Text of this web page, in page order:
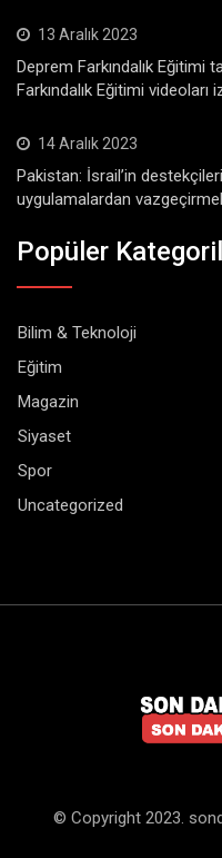
13 Aralık 2023
Deprem Farkındalık
Farkındalık Eğitimi
14 Aralık 2023
Pakistan: İsrail’in destekçileri
uygulamalardan
Popüler
Bilim & Teknoloji
Eğitim
Magazin
Siyaset
Spor
Uncategorized
© Copyright 2023.